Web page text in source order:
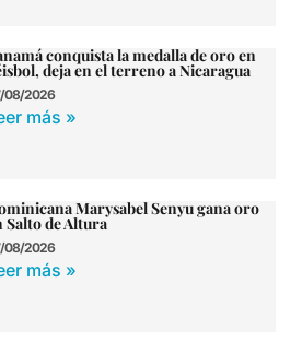
conquista la medalla de oro en
deja en el terreno a Nicaragua
08/2026
más »
Marysabel Senyu gana oro
Salto de Altura
08/2026
más »